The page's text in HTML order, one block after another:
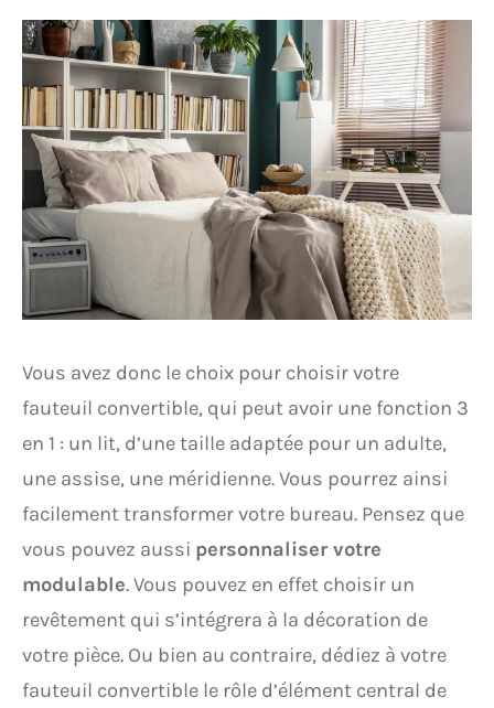
Vous avez donc le choix pour choisir votre
fauteuil convertible, qui peut avoir une fonction 3
en 1 : un lit, d’une taille adaptée pour un adulte,
une assise, une méridienne. Vous pourrez ainsi
facilement transformer votre bureau. Pensez que
vous pouvez aussi personnaliser votre
modulable. Vous pouvez en effet choisir un
revêtement qui s’intégrera à la décoration de
votre pièce. Ou bien au contraire, dédiez à votre
fauteuil convertible le rôle d’élément central de